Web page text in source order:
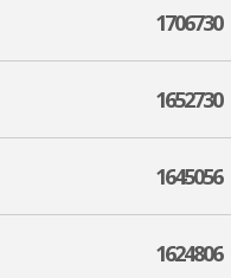
1706730
1652730
1645056
1624806